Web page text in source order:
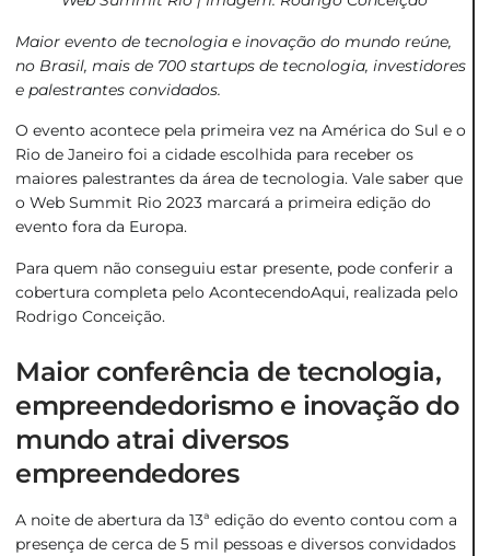
Maior evento de tecnologia e inovação do mundo reúne,
no Brasil, mais de 700 startups de tecnologia, investidores
e palestrantes convidados.
O evento acontece pela primeira vez na América do Sul e o
Rio de Janeiro foi a cidade escolhida para receber os
maiores palestrantes da área de tecnologia. Vale saber que
o Web Summit Rio 2023 marcará a primeira edição do
evento fora da Europa.
Para quem não conseguiu estar presente, pode conferir a
cobertura completa pelo AcontecendoAqui, realizada pelo
Rodrigo Conceição.
Maior conferência de tecnologia,
empreendedorismo e inovação do
mundo atrai diversos
empreendedores
A noite de abertura da 13ª edição do evento contou com a
presença de cerca de 5 mil pessoas e diversos convidados